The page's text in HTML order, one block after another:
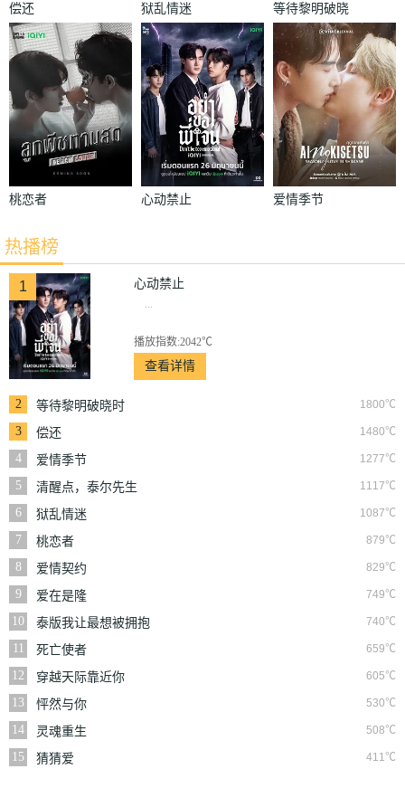
偿还 狱乱情迷
等待黎明破晓
时
桃恋者 心动禁止 爱情季节
热播榜
1 心动禁止
...
播放指数:2042℃
查看详情
2 1800℃
等待黎明破晓时
3
1480℃
偿还
4
1277℃
爱情季节
5
1117℃
清醒点，泰尔先生
6
1087℃
狱乱情迷
7
879℃
桃恋者
8
829℃
爱情契约
9
749℃
爱在是隆
10
740℃
泰版我让最想被拥抱
的男人给威胁了
11 659℃
死亡使者
12
605℃
穿越天际靠近你
13
530℃
怦然与你
14
508℃
灵魂重生
15
411℃
猜猜爱